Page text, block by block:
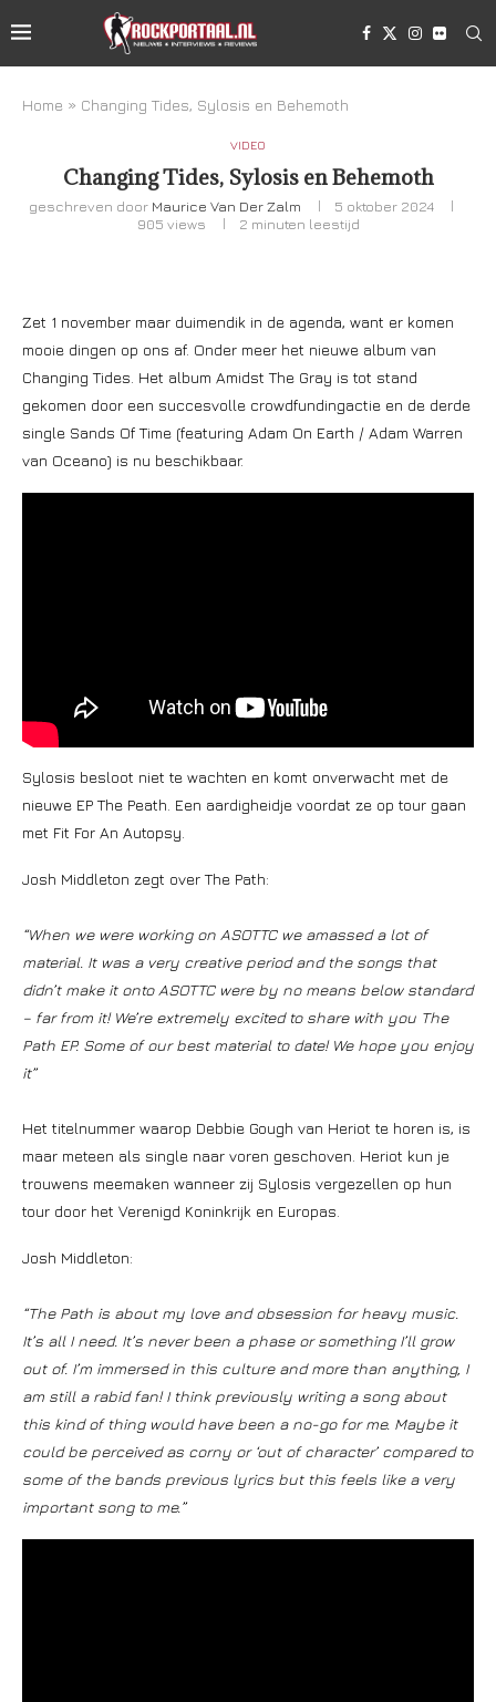
Home » Changing Tides, Sylosis en Behemoth
VIDEO
Changing Tides, Sylosis en Behemoth
geschreven door Maurice Van Der Zalm
5 oktober 2024
905 views 2 minuten leestijd
Zet 1 november maar duimendik in de agenda, want er komen
mooie dingen op ons af. Onder meer het nieuwe album van
Changing Tides. Het album Amidst The Gray is tot stand
gekomen door een succesvolle crowdfundingactie en de derde
single Sands Of Time (featuring Adam On Earth / Adam Warren
van Oceano) is nu beschikbaar.
Sylosis besloot niet te wachten en komt onverwacht met de
nieuwe EP The Peath. Een aardigheidje voordat ze op tour gaan
met Fit For An Autopsy.
Josh Middleton zegt over The Path:
“When we were working on ASOTTC we amassed a lot of
material. It was a very creative period and the songs that
didn’t make it onto ASOTTC were by no means below standard
– far from it! We’re extremely excited to share with you The
Path EP. Some of our best material to date! We hope you enjoy
it”
Het titelnummer waarop Debbie Gough van Heriot te horen is, is
maar meteen als single naar voren geschoven. Heriot kun je
trouwens meemaken wanneer zij Sylosis vergezellen op hun
tour door het Verenigd Koninkrijk en Europas.
Josh Middleton:
“The Path is about my love and obsession for heavy music.
It’s all I need. It’s never been a phase or something I’ll grow
out of. I’m immersed in this culture and more than anything, I
am still a rabid fan! I think previously writing a song about
this kind of thing would have been a no-go for me. Maybe it
could be perceived as corny or ‘out of character’ compared to
some of the bands previous lyrics but this feels like a very
important song to me.”